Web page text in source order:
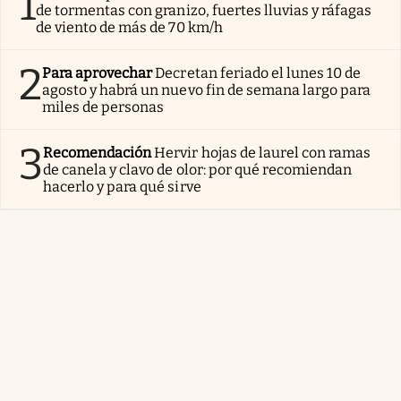
de tormentas con granizo, fuertes lluvias y ráfagas
de viento de más de 70 km/h
2Para aprovecharDecretan feriado el lunes 10 de
agosto y habrá un nuevo fin de semana largo para
miles de personas
3RecomendaciónHervir hojas de laurel con ramas
de canela y clavo de olor: por qué recomiendan
hacerlo y para qué sirve